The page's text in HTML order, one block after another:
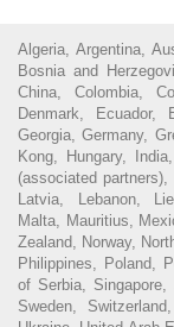
Algeria, Argentina,
Bosnia and
China, Colombia,
Denmark, Ecuador,
Georgia, Germany,
Kong, Hungary,
(associated
Latvia, Lebanon,
Malta, Mauritius,
Zealand, Norway,
Philippines, Poland,
of Serbia,
Sweden,